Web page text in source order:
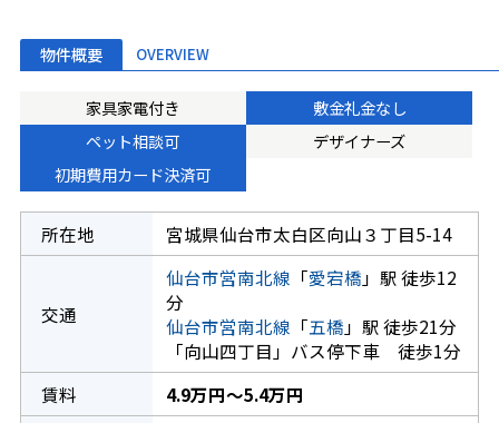
物件概要 OVERVIEW
家具家電付き
敷金礼金なし
ペット相談可
デザイナーズ
初期費用カード決済可
所在地 宮城県仙台市太白区向山３丁目5-14
交通
仙台市営南北線 「愛宕橋 」駅 徒歩12
分
仙台市営南北線 「五橋 」駅 徒歩21分
「向山四丁目」バス停下車 徒歩1分
賃料
4.9万円～5.4万円